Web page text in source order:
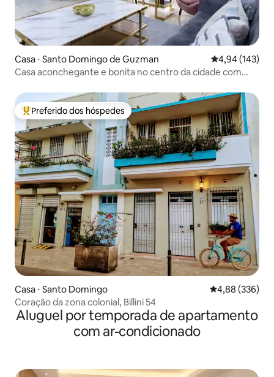
Casa ⋅ Santo Domingo de Guzman 4,94 de uma
4,94 (143)
Casa aconchegante e bonita no centro da cidade com
Entre os melhores preferidos dos hóspedes
Preferido dos hóspedes
Casa ⋅ Santo Domingo 4,88 de uma
4,88 (336)
Coração da zona colonial, Billini 54
Aluguel por temporada de apartamento
com ar-condicionado